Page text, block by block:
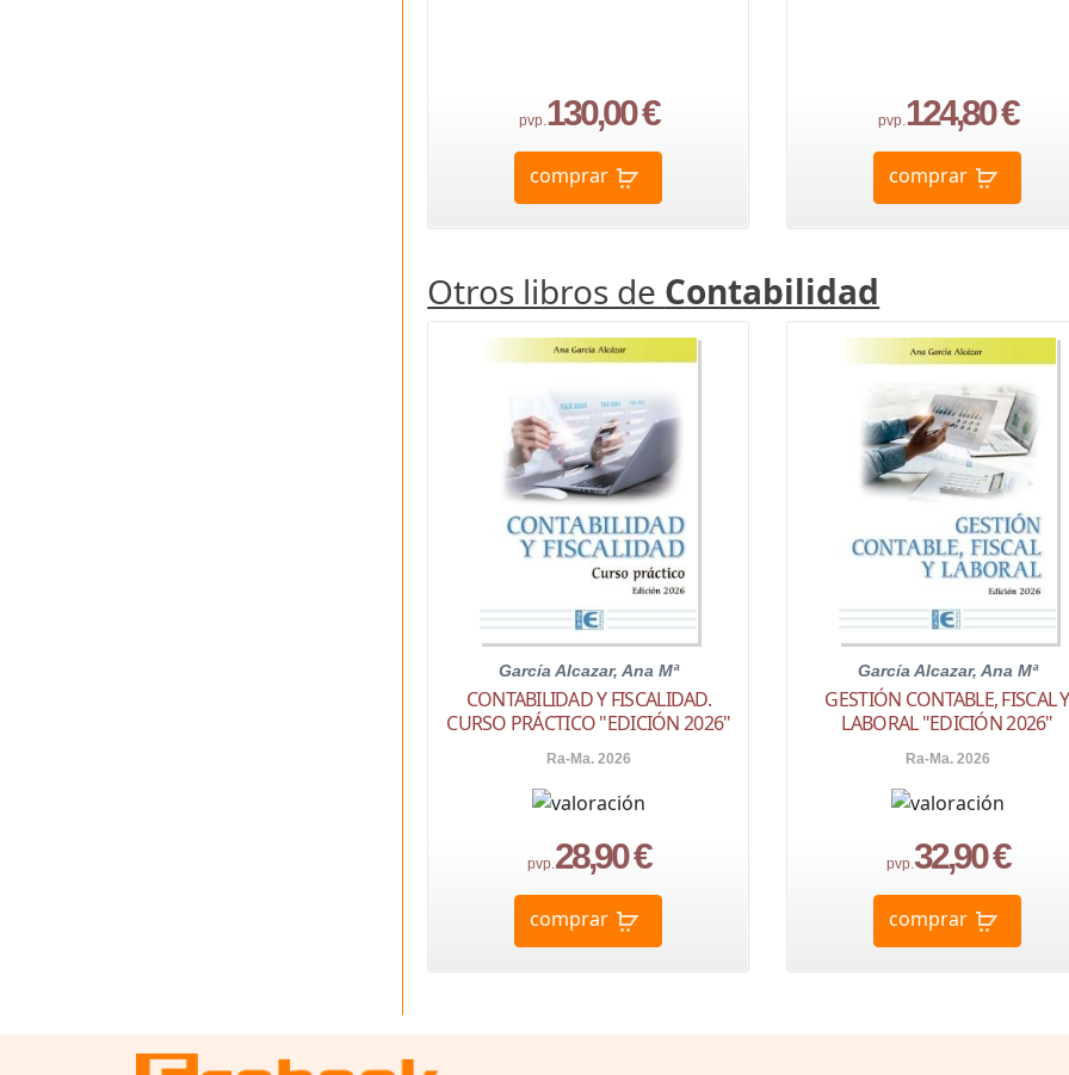
pvp.130,00 €
comprar
pvp.124,80 €
comprar
Otros libros de Contabilidad
García Alcazar, Ana Mª
CONTABILIDAD Y FISCALIDAD.
CURSO PRÁCTICO "EDICIÓN 2026"
Ra-Ma. 2026
pvp.28,90 €
comprar
García Alcazar, Ana Mª
GESTIÓN CONTABLE, FISCAL Y
LABORAL "EDICIÓN 2026"
Ra-Ma. 2026
pvp.32,90 €
comprar